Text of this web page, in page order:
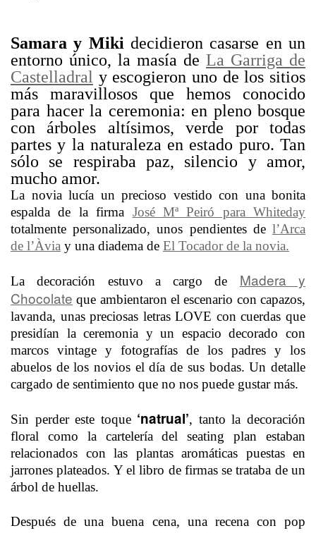
Samara y Miki decidieron casarse en un
entorno único, la masía de La Garriga de
Castelladral y escogieron uno de los sitios
más maravillosos que hemos conocido
para hacer la ceremonia: en pleno bosque
con árboles altísimos, verde por todas
partes y la naturaleza en estado puro. Tan
sólo se respiraba paz, silencio y amor,
mucho amor.
La novia lucía un precioso vestido con una bonita
espalda de la firma José Mª Peiró para Whiteday
totalmente personalizado, unos pendientes de l’Arca
de l’Àvia y una diadema de El Tocador de la novia.
La decoración estuvo a cargo de Madera y
Chocolate que ambientaron el escenario con capazos,
lavanda, unas preciosas letras LOVE con cuerdas que
presidían la ceremonia y un espacio decorado con
marcos vintage y fotografías de los padres y los
abuelos de los novios el día de sus bodas. Un detalle
cargado de sentimiento que no nos puede gustar más.
Sin perder este toque ‘natrual’, tanto la decoración
floral como la cartelería del seating plan estaban
relacionados con las plantas aromáticas puestas en
jarrones plateados. Y el libro de firmas se trataba de un
árbol de huellas.
Después de una buena cena, una recena con pop